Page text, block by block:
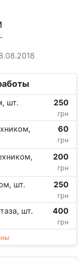
шт. 250
грн
60
грн
200
грн
шт. 250
грн
шт. 400
грн